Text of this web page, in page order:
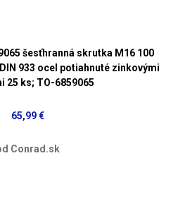
šesťhranná skrutka M16 100
933 ocel potiahnuté zinkovými
25 ks; TO-6859065
65,99 €
Conrad.sk